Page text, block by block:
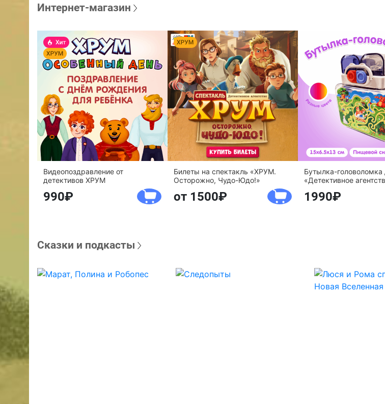
Интернет-магазин
Видеопоздравление от
детективов ХРУМ
990
Билеты на спектакль «ХРУМ.
Осторожно, Чудо-Юдо!»
от 1500
Бутылка-
«Детективное
1990
Сказки и подкасты